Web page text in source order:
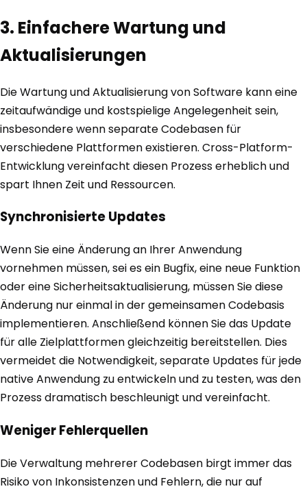
3. Einfachere Wartung und
Aktualisierungen
Die Wartung und Aktualisierung von Software kann eine
zeitaufwändige und kostspielige Angelegenheit sein,
insbesondere wenn separate Codebasen für
verschiedene Plattformen existieren. Cross-Platform-
Entwicklung vereinfacht diesen Prozess erheblich und
spart Ihnen Zeit und Ressourcen.
Synchronisierte Updates
Wenn Sie eine Änderung an Ihrer Anwendung
vornehmen müssen, sei es ein Bugfix, eine neue Funktion
oder eine Sicherheitsaktualisierung, müssen Sie diese
Änderung nur einmal in der gemeinsamen Codebasis
implementieren. Anschließend können Sie das Update
für alle Zielplattformen gleichzeitig bereitstellen. Dies
vermeidet die Notwendigkeit, separate Updates für jede
native Anwendung zu entwickeln und zu testen, was den
Prozess dramatisch beschleunigt und vereinfacht.
Weniger Fehlerquellen
Die Verwaltung mehrerer Codebasen birgt immer das
Risiko von Inkonsistenzen und Fehlern, die nur auf